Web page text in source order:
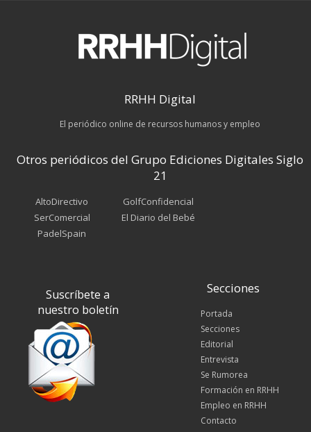
RRHH Digital
El periódico online de recursos humanos y empleo
Otros periódicos del Grupo Ediciones Digitales Siglo
21
AltoDirectivo
SerComercial
PadelSpain
GolfConfidencial
El Diario del Bebé
Suscríbete a
nuestro boletín
Secciones
Portada
Secciones
Editorial
Entrevista
Se Rumorea
Formación en RRHH
Empleo en RRHH
Contacto